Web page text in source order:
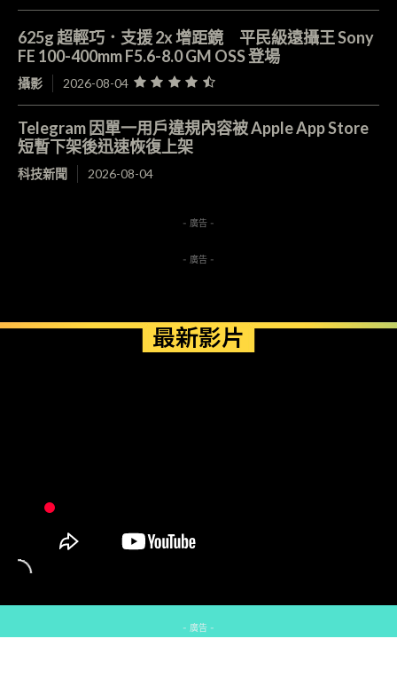
625g 超輕巧．支援 2x 增距鏡 平民級遠攝王 Sony
FE 100-400mm F5.6-8.0 GM OSS 登場
攝影 2026-08-04
Telegram 因單一用戶違規內容被 Apple App Store
短暫下架後迅速恢復上架
科技新聞 2026-08-04
- 廣告 -
- 廣告 -
最新影片
- 廣告 -